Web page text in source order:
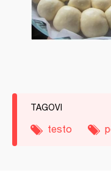
TAGOVI
testo